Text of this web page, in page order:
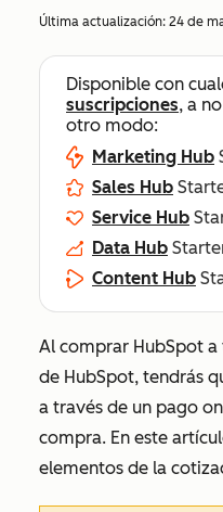
Última actualización: 24 de
Disponible con
suscripciones, a
otro modo:
Marketing Hub
Sales Hub
Service Hub
Data Hub
Content Hub
Al comprar HubSpot
de HubSpot, tendrás
a través de un pago
compra. En este
elementos de la